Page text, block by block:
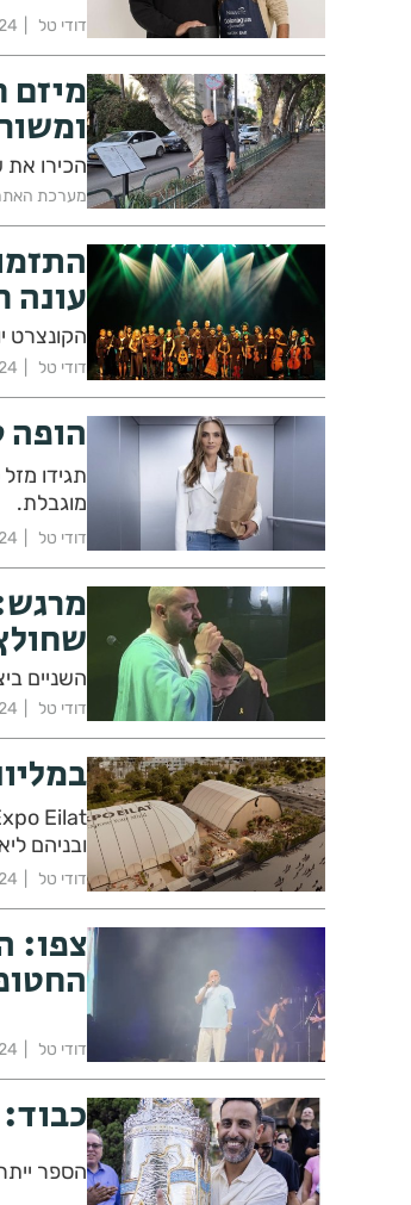
דודי טל
מיזם
הכירו
מערכת
עונה
הקונצרט
דודי טל
הופה
תגידו
מוגבלת.
דודי טל
השניים
דודי טל
ובניהם
דודי טל
צפו:
דודי טל
הספר